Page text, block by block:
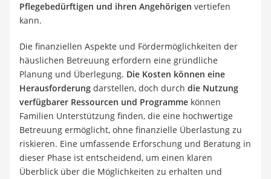
Pflegebedürftigen und ihren Angehörigen vertiefen
kann.
Die finanziellen Aspekte und Fördermöglichkeiten der
häuslichen Betreuung erfordern eine gründliche
Planung und Überlegung. Die Kosten können eine
Herausforderung darstellen, doch durch die Nutzung
verfügbarer Ressourcen und Programme können
Familien Unterstützung finden, die eine hochwertige
Betreuung ermöglicht, ohne finanzielle Überlastung zu
riskieren. Eine umfassende Erforschung und Beratung in
dieser Phase ist entscheidend, um einen klaren
Überblick über die Möglichkeiten zu erhalten und